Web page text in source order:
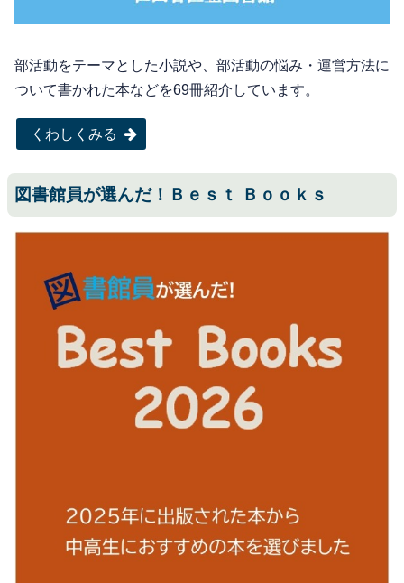
部活動をテーマとした小説や、部活動の悩み・運営方法に
ついて書かれた本などを69冊紹介しています。
くわしくみる
図書館員が選んだ！Ｂｅｓｔ Ｂｏｏｋｓ